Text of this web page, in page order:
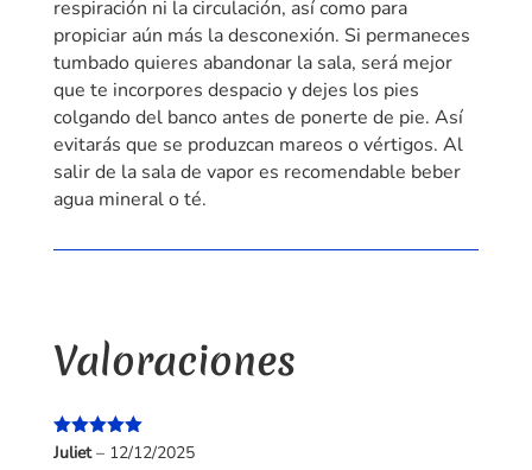
respiración ni la circulación, así como para
propiciar aún más la desconexión. Si permaneces
tumbado quieres abandonar la sala, será mejor
que te incorpores despacio y dejes los pies
colgando del banco antes de ponerte de pie. Así
evitarás que se produzcan mareos o vértigos. Al
salir de la sala de vapor es recomendable beber
agua mineral o té.
Valoraciones
Valorado
Juliet– 12/12/2025